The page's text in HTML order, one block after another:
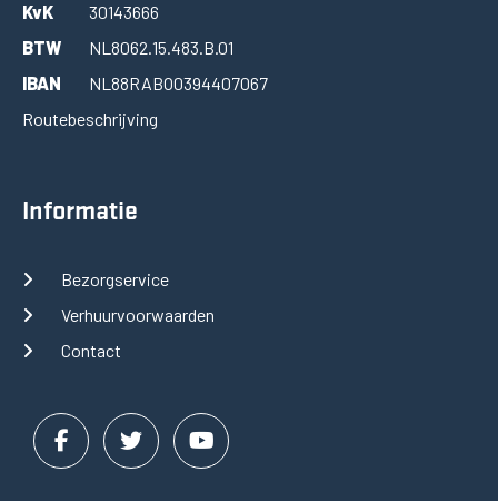
KvK
30143666
BTW
NL8062.15.483.B.01
IBAN
NL88RABO0394407067
Routebeschrijving
Informatie
Bezorgservice
Verhuurvoorwaarden
Contact